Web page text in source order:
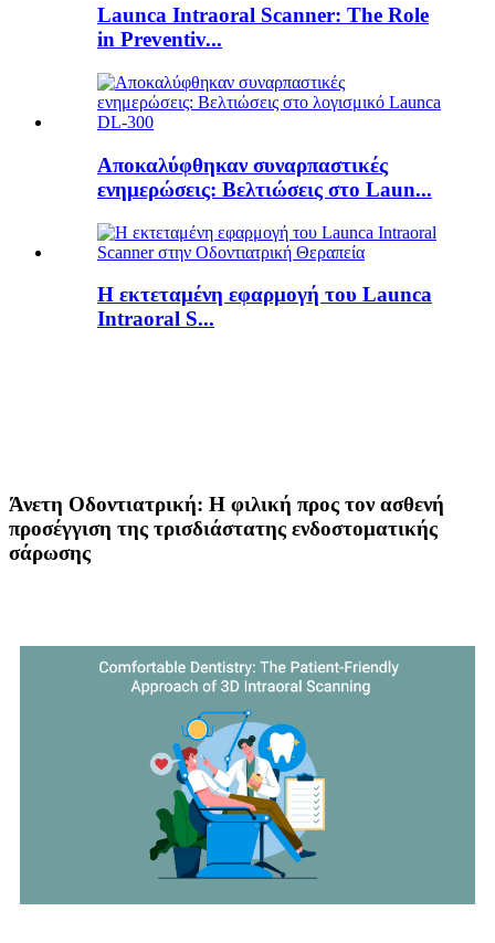
Launca Intraoral Scanner: The Role
in Preventiv...
Αποκαλύφθηκαν συναρπαστικές
ενημερώσεις: Βελτιώσεις στο Laun...
Η εκτεταμένη εφαρμογή του Launca
Intraoral S...
Άνετη Οδοντιατρική: Η φιλική προς τον ασθενή
προσέγγιση της τρισδιάστατης ενδοστοματικής
σάρωσης